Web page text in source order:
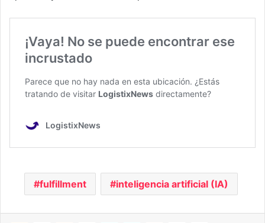
fulfillment inteligencia artificial (IA)